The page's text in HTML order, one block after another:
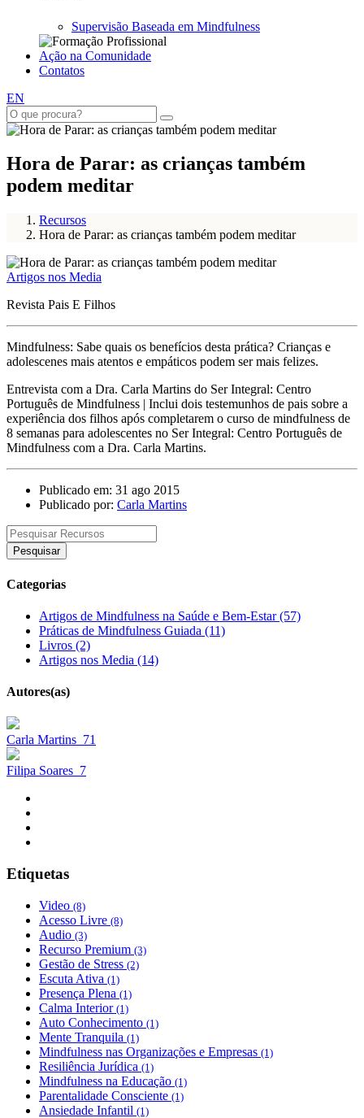
Supervisão Baseada em Mindfulness
Ação na Comunidade
Contatos
EN
Hora de Parar: as crianças também
podem meditar
Recursos
Hora de Parar: as crianças também podem meditar
Artigos nos Media
Revista Pais E Filhos
Mindfulness: Sabe quais os benefícios desta prática? Crianças e
adolescenes mais atentos e empáticos podem ser mais felizes.
Entrevista com a Dra. Carla Martins do Ser Integral: Centro
Português de Mindfulness | Inclui dois testemunhos de pais sobre a
experiência dos filhos após completarem o curso de mindfulness de
8 semanas para adolescentes no Ser Integral: Centro Português de
Mindfulness com a Dra. Carla Martins.
Publicado em: 31 ago 2015
Publicado por: Carla Martins
Pesquisar
Categorias
Artigos de Mindfulness na Saúde e Bem-Estar (57)
Práticas de Mindfulness Guiada (11)
Livros (2)
Artigos nos Media (14)
Autores(as)
Carla Martins 71
Filipa Soares 7
Etiquetas
Video (8)
Acesso Livre (8)
Audio (3)
Recurso Premium (3)
Gestão de Stress (2)
Escuta Ativa (1)
Presença Plena (1)
Calma Interior (1)
Auto Conhecimento (1)
Mente Tranquila (1)
Mindfulness nas Organizações e Empresas (1)
Resiliência Jurídica (1)
Mindfulness na Educação (1)
Parentalidade Consciente (1)
Ansiedade Infantil (1)